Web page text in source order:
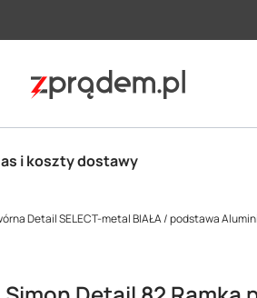
i koszty dostawy
Detail SELECT-metal BIAŁA / podstawa